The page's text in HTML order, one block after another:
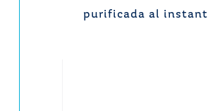
purificada al